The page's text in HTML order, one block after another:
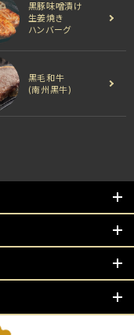
黒豚味噌漬け
生姜焼き
ハンバーグ
黒毛和牛
(南州黒牛)